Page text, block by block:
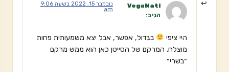
VegaNati
הגיב:
נובמבר 15, 2022 בשעה 9:06
am
היי ציפי
בגדול, אפשר, אבל יצא משמעותית פחות
מוצלח. המרקם של הסייטן כאן הוא ממש מרקם
״בשרי״